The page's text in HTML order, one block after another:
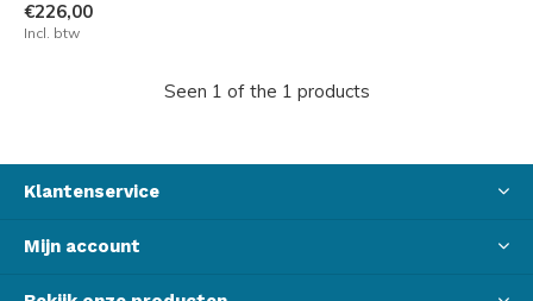
€226,00
Incl. btw
Seen 1 of the 1 products
Klantenservice
Mijn account